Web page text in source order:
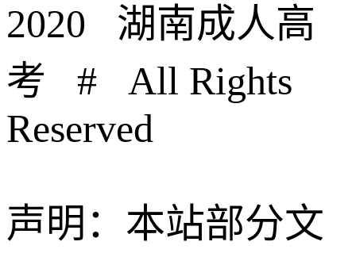
2020 湖南成人高
考 # All Rights
Reserved
声明：本站部分文